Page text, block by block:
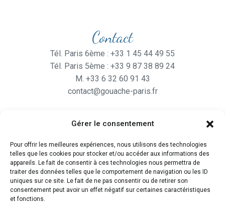
Gérer le consentement
Pour offrir les meilleures expériences, nous utilisons des technologies
telles que les cookies pour stocker et/ou accéder aux informations des
appareils. Le fait de consentir à ces technologies nous permettra de
traiter des données telles que le comportement de navigation ou les ID
uniques sur ce site. Le fait de ne pas consentir ou de retirer son
consentement peut avoir un effet négatif sur certaines caractéristiques
et fonctions.
Contact
Tél. Paris 6ème : +33 1 45 44 49 55
Tél. Paris 5ème : +33 9 87 38 89 24
M. +33 6 32 60 91 43
contact@gouache-paris.fr
Ouvertdu lundi au Vendredi
de 9H30 à 19H
et le Samedi de 10H à 19H